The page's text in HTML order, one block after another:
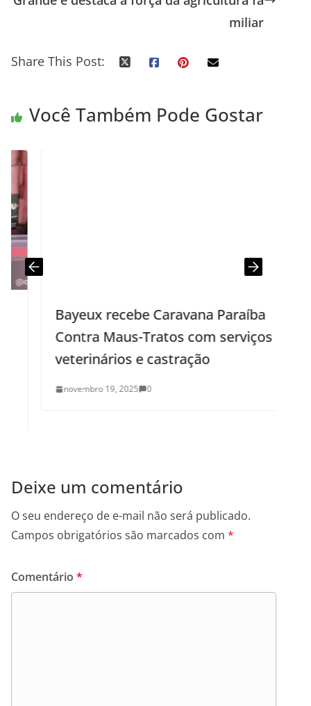
miliar
Share This Post:
Você Também Pode Gostar
Bayeux recebe Caravana Paraíba
Contra Maus-Tratos com serviços
veterinários e castração
novembro 19, 2025 0
Deixe um comentário
O seu endereço de e-mail não será publicado.
Campos obrigatórios são marcados com *
Comentário *